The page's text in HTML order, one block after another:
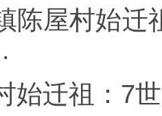
陈屋村始
始迁祖：7